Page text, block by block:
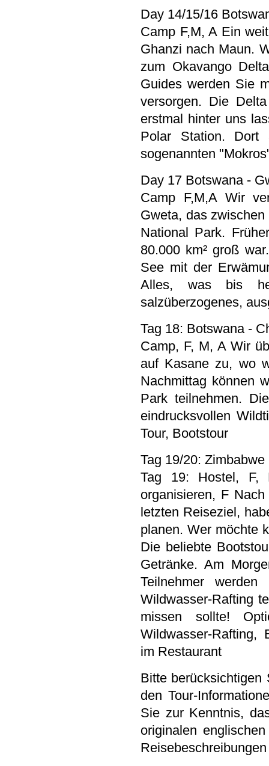
Day 14/15/16
Camp F,M, A Ein
Ghanzi nach Maun.
zum Okavango
Guides werden Sie
versorgen. Die
erstmal hinter uns
Polar Station. Dort
sogenannten
Day 17 Botswana -
Camp F,M,A Wir
Gweta, das
National Park.
80.000 km² groß
See mit der
Alles, was bis
salzüberzogenes,
Tag 18: Botswana -
Camp, F, M, A Wir
auf Kasane zu, wo
Nachmittag können
Park teilnehmen.
eindrucksvollen
Tour, Bootstour
Tag 19/20:
Tag 19: Hostel, F,
organisieren, F
letzten Reiseziel,
planen. Wer möchte
Die beliebte
Getränke. Am
Teilnehmer
Wildwasser-Rafting
missen sollte!
Wildwasser-Rafting,
im Restaurant
Bitte
den Tour-
Sie zur Kenntnis,
originalen